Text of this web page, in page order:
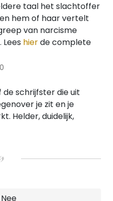
taal het slachtoffer
hem of haar vertelt
van narcisme
hierde complete
de schrijfster die uit
je zit en je
Helder, duidelijk,
Nee